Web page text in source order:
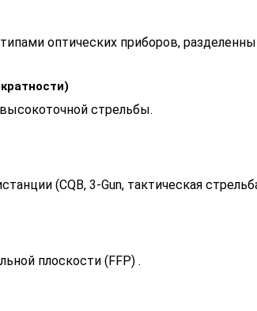
оптических приборов,
стрельбы.
(CQB, 3-Gun, тактическая
плоскости (FFP) .